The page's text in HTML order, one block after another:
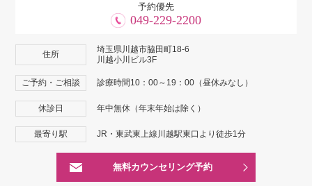
予約優先
049-229-2200
住所
埼玉県川越市脇田町18-6
川越小川ビル3F
ご予約・ご相談 診療時間10：00～19：00（昼休みなし）
休診日 年中無休（年末年始は除く）
最寄り駅 JR・東武東上線川越駅東口より徒歩1分
無料カウンセリング予約